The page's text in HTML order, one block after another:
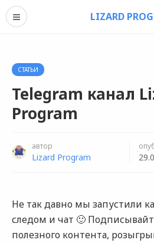
LIZARD
СТАТЬИ
Telegram канал
Program
автор
Lizard Program
Не так давно мы запустили
следом и чат 🙂
полезного контента,